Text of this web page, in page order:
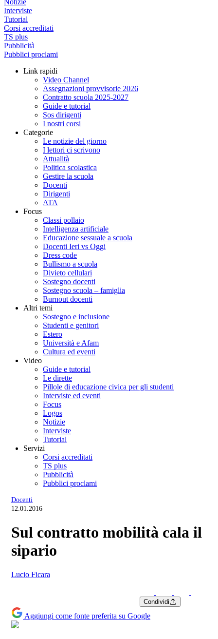
Notizie
Interviste
Tutorial
Corsi accreditati
TS plus
Pubblicità
Pubblici proclami
Link rapidi
Video Channel
Assegnazioni provvisorie 2026
Contratto scuola 2025-2027
Guide e tutorial
Sos dirigenti
I nostri corsi
Categorie
Le notizie del giorno
I lettori ci scrivono
Attualità
Politica scolastica
Gestire la scuola
Docenti
Dirigenti
ATA
Focus
Classi pollaio
Intelligenza artificiale
Educazione sessuale a scuola
Docenti Ieri vs Oggi
Dress code
Bullismo a scuola
Divieto cellulari
Sostegno docenti
Sostegno scuola – famiglia
Burnout docenti
Altri temi
Sostegno e inclusione
Studenti e genitori
Estero
Università e Afam
Cultura ed eventi
Video
Guide e tutorial
Le dirette
Pillole di educazione civica per gli studenti
Interviste ed eventi
Focus
Logos
Notizie
Interviste
Tutorial
Servizi
Corsi accreditati
TS plus
Pubblicità
Pubblici proclami
Docenti
12.01.2016
Sul contratto mobilità cala il
sipario
Lucio Ficara
Condividi
Aggiungi come fonte preferita su Google